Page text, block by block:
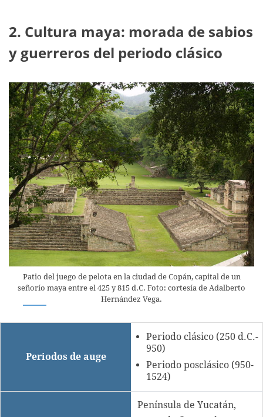
2. Cultura maya: morada de sabios
y guerreros del periodo clásico
Patio del juego de pelota en la ciudad de Copán, capital de un
señorío maya entre el 425 y 815 d.C. Foto: cortesía de Adalberto
Hernández Vega.
Periodos de auge
Periodo clásico (250 d.C.-
950)
Periodo posclásico (950-
1524)
Península de Yucatán,